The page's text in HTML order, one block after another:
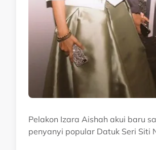
Pelakon Izara Aishah akui baru
penyanyi popular Datuk Seri Siti